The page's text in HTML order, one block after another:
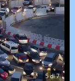
5di7